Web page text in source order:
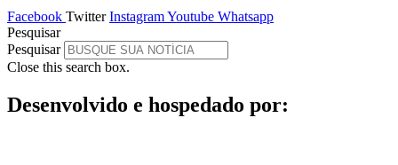
Facebook Twitter InstagramYoutube Whatsapp
Pesquisar
Pesquisar
Close this search box.
Desenvolvido e hospedado por: